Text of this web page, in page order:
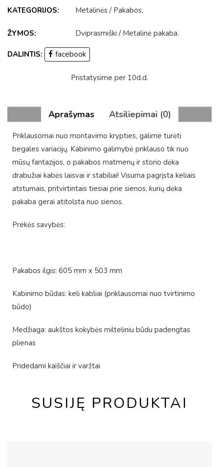
KATEGORIJOS: Metalinės / Pakabos.
ŽYMOS: Dviprasmiški / Metalinė pakaba.
DALINTIS: facebook
Pristatysime per 10d.d.
Aprašymas Atsiliepimai (0)
Priklausomai nuo montavimo krypties, galime turėti
begales variacijų. Kabinimo galimybė priklauso tik nuo
mūsų fantazijos, o pakabos matmenų ir storio dėka
drabužiai kabės laisvai ir stabiliai! Visuma pagrįsta keliais
atstumais, pritvirtintais tiesiai prie sienos, kurių dėka
pakaba gerai atitolsta nuo sienos.
Prekės savybės:
Pakabos ilgis: 605 mm x 503 mm
Kabinimo būdas: keli kabliai (priklausomai nuo tvirtinimo
būdo)
Medžiaga: aukštos kokybės milteliniu būdu padengtas
plienas
Pridedami kaiščiai ir varžtai
SUSIJĘ PRODUKTAI